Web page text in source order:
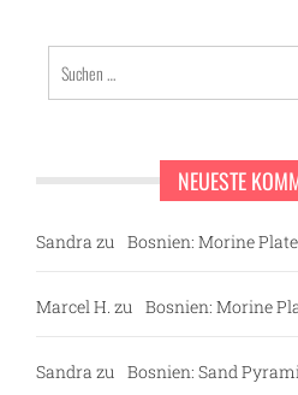
nach:
NEUESTE
Sandra zu Bosnien: Morine
Marcel H. zu Bosnien: Morine
Sandra zu Bosnien: Sand